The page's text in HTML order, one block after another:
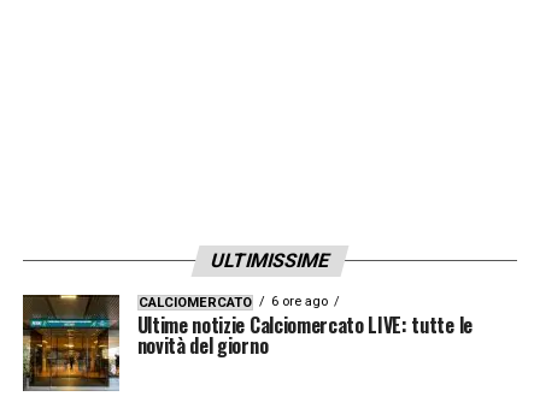
ULTIMISSIME
CALCIOMERCATO 6 ore ago
Ultime notizie Calciomercato LIVE: tutte le
novità del giorno